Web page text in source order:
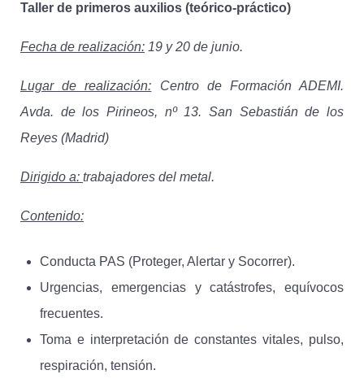
Taller de primeros auxilios (teórico-práctico)
Fecha de realización: 19 y 20 de junio.
Lugar de realización: Centro de Formación ADEMI.
Avda. de los Pirineos, nº 13. San Sebastián de los
Reyes (Madrid)
Dirigido a: trabajadores del metal.
Contenido:
Conducta PAS (Proteger, Alertar y Socorrer).
Urgencias, emergencias y catástrofes, equívocos
frecuentes.
Toma e interpretación de constantes vitales, pulso,
respiración, tensión.